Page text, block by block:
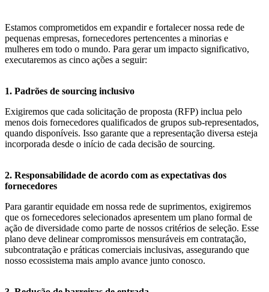
Estamos comprometidos em expandir e fortalecer nossa rede de
pequenas empresas, fornecedores pertencentes a minorias e
mulheres em todo o mundo. Para gerar um impacto significativo,
executaremos as cinco ações a seguir:
1. Padrões de sourcing inclusivo
Exigiremos que cada solicitação de proposta (RFP) inclua pelo
menos dois fornecedores qualificados de grupos sub-representados,
quando disponíveis. Isso garante que a representação diversa esteja
incorporada desde o início de cada decisão de sourcing.
2. Responsabilidade de acordo com as expectativas dos
fornecedores
Para garantir equidade em nossa rede de suprimentos, exigiremos
que os fornecedores selecionados apresentem um plano formal de
ação de diversidade como parte de nossos critérios de seleção. Esse
plano deve delinear compromissos mensuráveis em contratação,
subcontratação e práticas comerciais inclusivas, assegurando que
nosso ecossistema mais amplo avance junto conosco.